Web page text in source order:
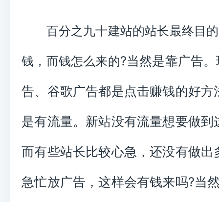
百分之九十建站的站长最终目的
钱，而钱怎么来的?当然是靠广告
告、谷歌广告都是点击赚钱的好方
是有流量。新站没有流量想要做到
而有些站长比较心急，还没有做出
急忙放广告，这样会有钱来吗?当